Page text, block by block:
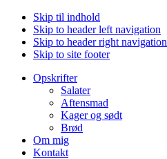
Skip til indhold
Skip to header left navigation
Skip to header right navigation
Skip to site footer
Opskrifter
Salater
Aftensmad
Kager og sødt
Brød
Om mig
Kontakt